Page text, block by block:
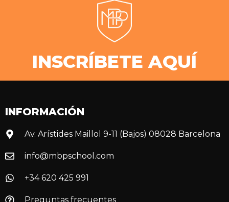
INSCRÍBETE AQUÍ
INFORMACIÓN
Av. Arístides Maillol 9-11 (Bajos) 08028 Barcelona
info@mbpschool.com
+34 620 425 991
Preguntas frecuentes